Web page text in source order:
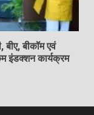
बीकॉम एवं
इंडक्शन कार्यक्रम